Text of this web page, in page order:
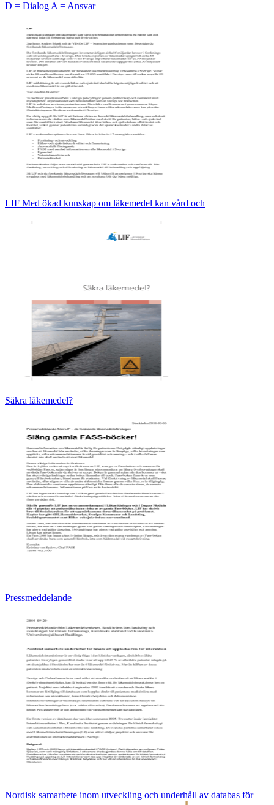
D = Dialog A = Ansvar
LIF Med ökad kunskap om läkemedel kan vård och
Säkra läkemedel?
Pressmeddelande
Nordisk samarbete inom utveckling och underhåll av databas för